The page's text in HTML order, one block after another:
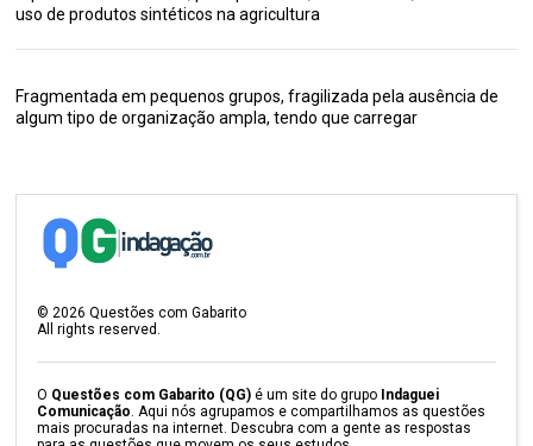
uso de produtos sintéticos na agricultura
Fragmentada em pequenos grupos, fragilizada pela ausência de
algum tipo de organização ampla, tendo que carregar
© 2026 Questões com Gabarito
All rights reserved.
O Questões com Gabarito (QG) é um site do grupo Indaguei
Comunicação . Aqui nós agrupamos e compartilhamos as questões
mais procuradas na internet. Descubra com a gente as respostas